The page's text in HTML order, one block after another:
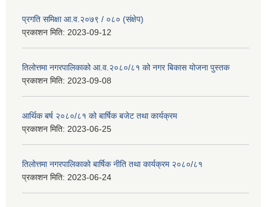
प्रगति समिक्षा आ.व.२०७९ / ०८० (संक्षेप)
प्रकाशन मिति: 2023-09-12
तिलोत्तमा नगरपालिकाको आ.व.२०८०/८१ को नगर बिकास योजना पुस्तक
प्रकाशन मिति: 2023-09-08
आर्थिक बर्ष २०८०/८१ को बार्षिक बजेट तथा कार्यक्रम
प्रकाशन मिति: 2023-06-25
तिलोत्तमा नगरपालिकाको बार्षिक नीति तथा कार्यक्रम २०८०/८१
प्रकाशन मिति: 2023-06-24